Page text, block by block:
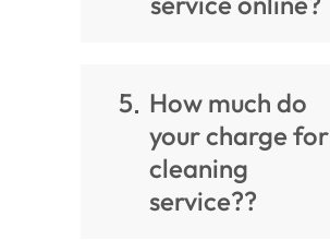
5 How much do
your charge for
cleaning
service??